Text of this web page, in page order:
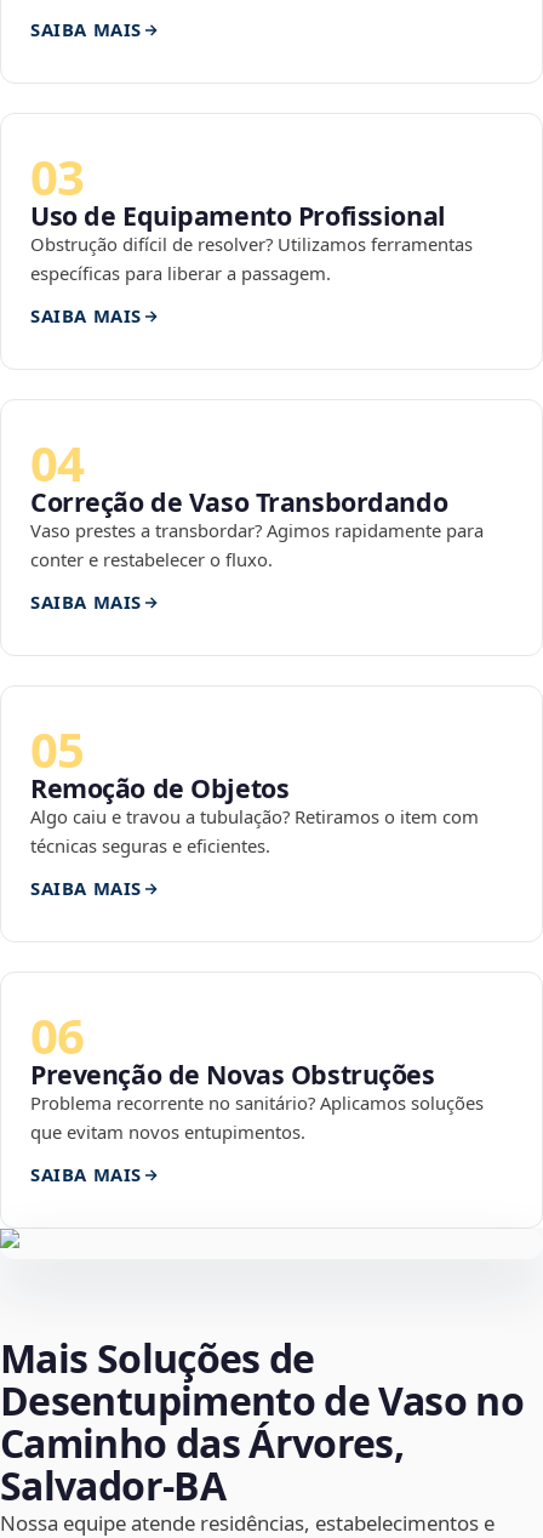
SAIBA MAIS
03
Uso de Equipamento Profissional
Obstrução difícil de resolver? Utilizamos ferramentas
específicas para liberar a passagem.
SAIBA MAIS
04
Correção de Vaso Transbordando
Vaso prestes a transbordar? Agimos rapidamente para
conter e restabelecer o fluxo.
SAIBA MAIS
05
Remoção de Objetos
Algo caiu e travou a tubulação? Retiramos o item com
técnicas seguras e eficientes.
SAIBA MAIS
06
Prevenção de Novas Obstruções
Problema recorrente no sanitário? Aplicamos soluções
que evitam novos entupimentos.
SAIBA MAIS
Mais Soluções de
Desentupimento de Vaso no
Caminho das Árvores,
Salvador‑BA
Nossa equipe atende residências, estabelecimentos e